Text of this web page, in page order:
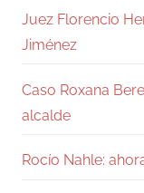
Juez Florencio
Jiménez
Caso Roxana
alcalde
Rocío Nahle: